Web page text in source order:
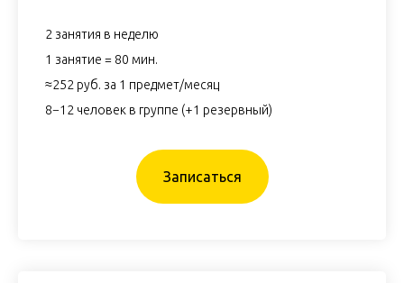
2 занятия в неделю
1 занятие = 80 мин.
≈252 руб. за 1 предмет/месяц
8−12 человек в группе (+1 резервный)
Записаться